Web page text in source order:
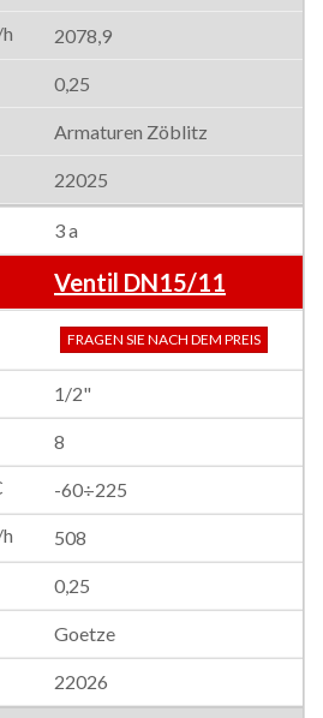
2078,9
0,25
Armaturen Zöblitz
22025
3 a
Ventil DN15/11
FRAGEN SIE NACH DEM PREIS
1/2"
8
-60÷225
508
0,25
Goetze
22026